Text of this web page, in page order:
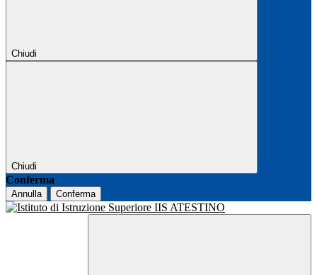
Chiudi
Chiudi
Conferma
Annulla Conferma